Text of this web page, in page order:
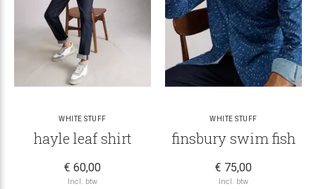
WHITE STUFF
hayle leaf shirt
€ 60,00
Incl. btw
WHITE STUFF
finsbury swim fish
€ 75,00
Incl. btw